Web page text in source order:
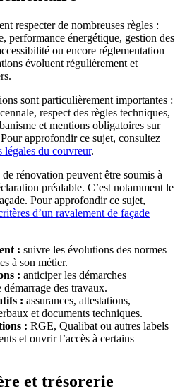
respecter de nombreuses règles :
performance énergétique, gestion des
ou encore réglementation
évoluent régulièrement et
sont particulièrement importantes :
respect des règles techniques,
et mentions obligatoires sur
approfondir ce sujet, consultez
légales du couvreur.
rénovation peuvent être soumis à
préalable. C’est notamment le
Pour approfondir ce sujet,
d’un ravalement de façade
: suivre les évolutions des normes
à son métier.
: anticiper les démarches
des travaux.
: assurances, attestations,
et documents techniques.
: RGE, Qualibat ou autres labels
et ouvrir l’accès à certains
et trésorerie